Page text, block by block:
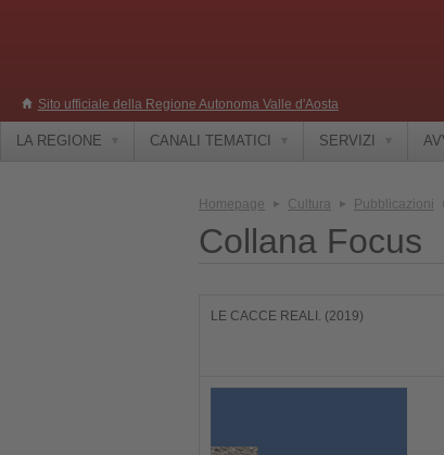
Sito ufficiale della Regione Autonoma Valle d'Aosta
LA REGIONE CANALI TEMATICI SERVIZI
Homepage Cultura Pubblicazioni
Collana Focus
LE CACCE REALI. (2019)